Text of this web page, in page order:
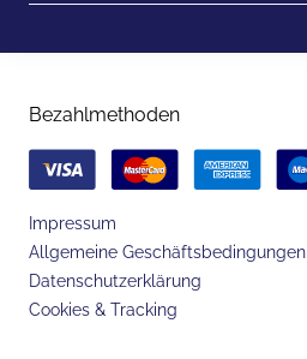
Bezahlmethoden
Impressum
Allgemeine Geschäftsbedingungen
Datenschutzerklärung
Cookies & Tracking